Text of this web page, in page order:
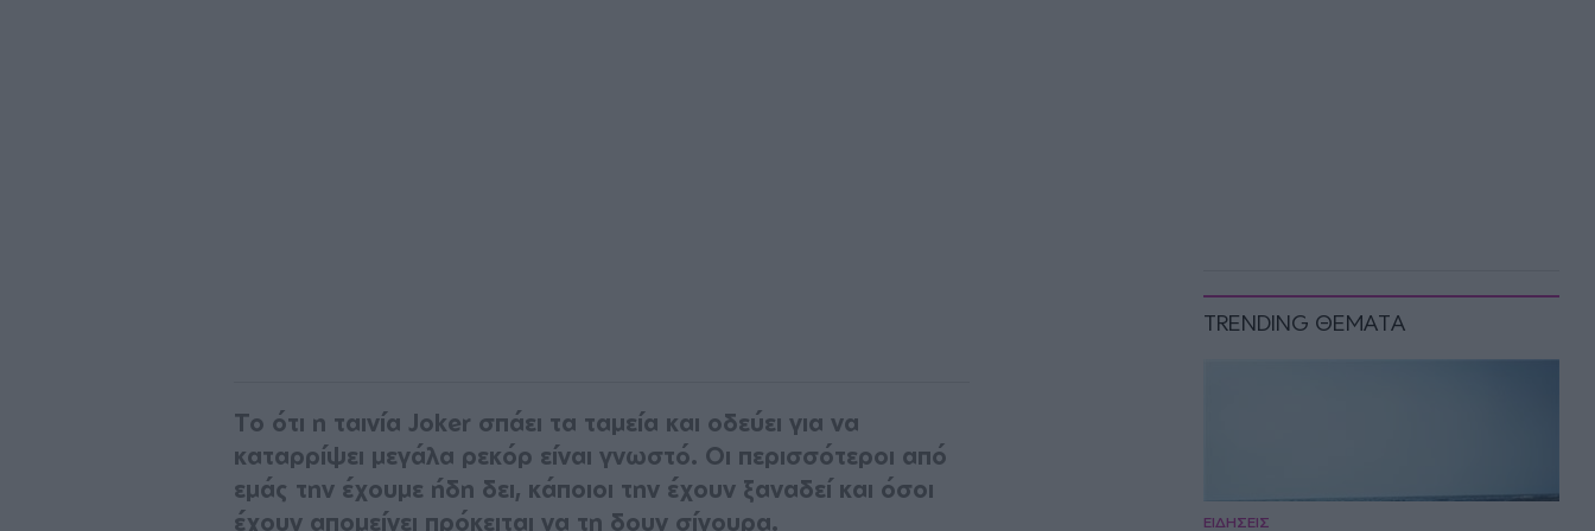
TRENDING ΘΕΜΑΤΑ
ΕΙΔΗΣΕΙΣ
Το ότι η ταινία Joker σπάει τα ταμεία και οδεύει για να
καταρρίψει μεγάλα ρεκόρ είναι γνωστό. Οι περισσότεροι από
εμάς την έχουμε ήδη δει, κάποιοι την έχουν ξαναδεί και όσοι
έχουν απομείνει πρόκειται να τη δουν σίγουρα.